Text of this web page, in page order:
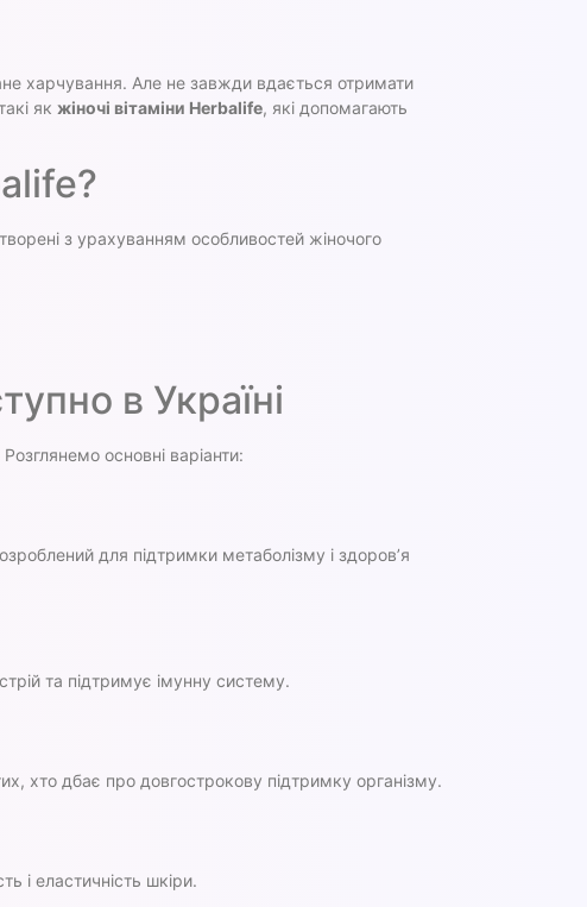
харчування. Але не завжди вдається отримати
як жіночі вітаміни Herbalife, які допомагають
з урахуванням особливостей жіночого
в Україні
основні варіанти:
для підтримки метаболізму і здоров’я
та підтримує імунну систему.
хто дбає про довгострокову підтримку організму.
і еластичність шкіри.